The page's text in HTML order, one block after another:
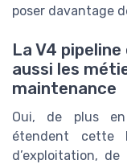
poser davantage
La V4
aussi les
maintenance
Oui, de plus en
étendent cette
d’exploitation,